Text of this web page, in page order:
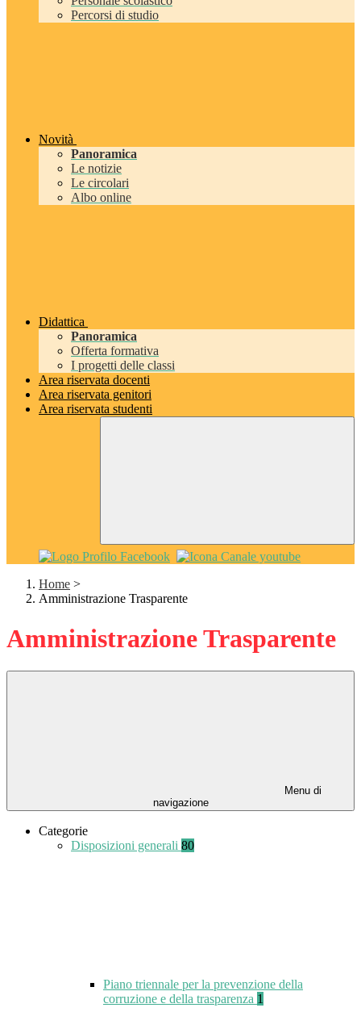
Percorsi di studio
Novità
Panoramica
Le notizie
Le circolari
Albo online
Didattica
Panoramica
Offerta formativa
I progetti delle classi
Area riservata docenti
Area riservata genitori
Area riservata studenti
Home >
Amministrazione Trasparente
Amministrazione Trasparente
Menu di
navigazione
Categorie
Disposizioni generali 80
Piano triennale per la prevenzione della
corruzione e della trasparenza 1